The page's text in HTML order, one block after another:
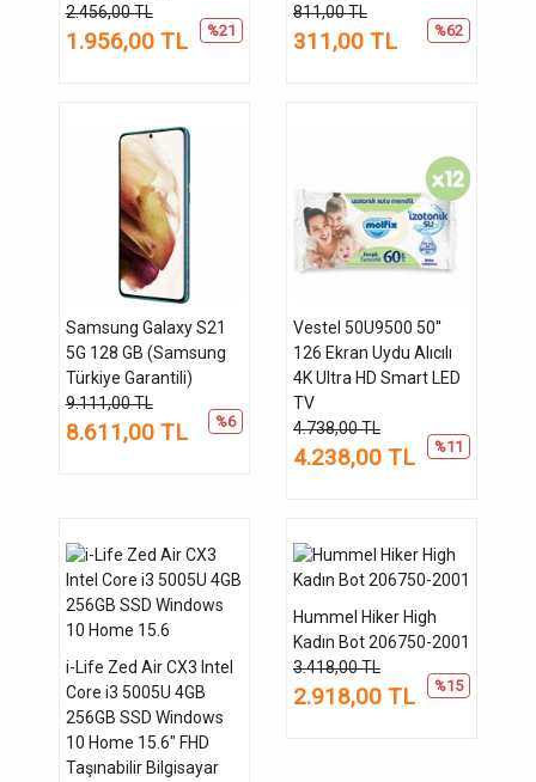
2.456,00 TL
%21
1.956,00 TL
811,00 TL
%62
311,00 TL
Samsung Galaxy S21
5G 128 GB (Samsung
Türkiye Garantili)
9.111,00 TL
%6
8.611,00 TL
Vestel 50U9500 50''
126 Ekran Uydu Alıcılı
4K Ultra HD Smart LED
TV
4.738,00 TL
%11
4.238,00 TL
i-Life Zed Air CX3 Intel
Core i3 5005U 4GB
256GB SSD Windows
10 Home 15.6" FHD
Taşınabilir Bilgisayar
Hummel Hiker High
Kadın Bot 206750-2001
3.418,00 TL
%15
2.918,00 TL